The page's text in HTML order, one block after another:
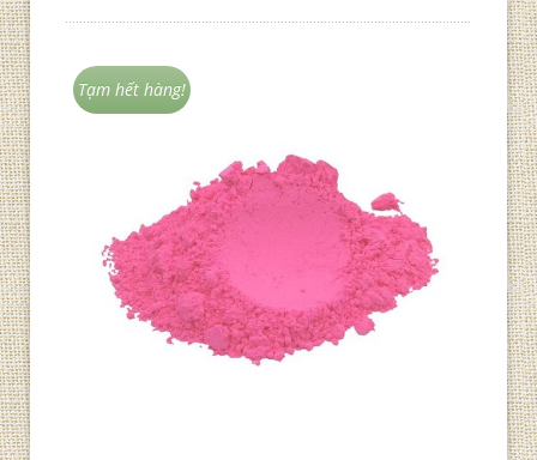
Tạm hết hàng!